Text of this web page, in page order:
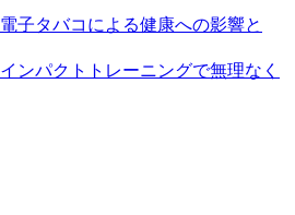
子タバコによる健康への影響と
ンパクトトレーニングで無理なく